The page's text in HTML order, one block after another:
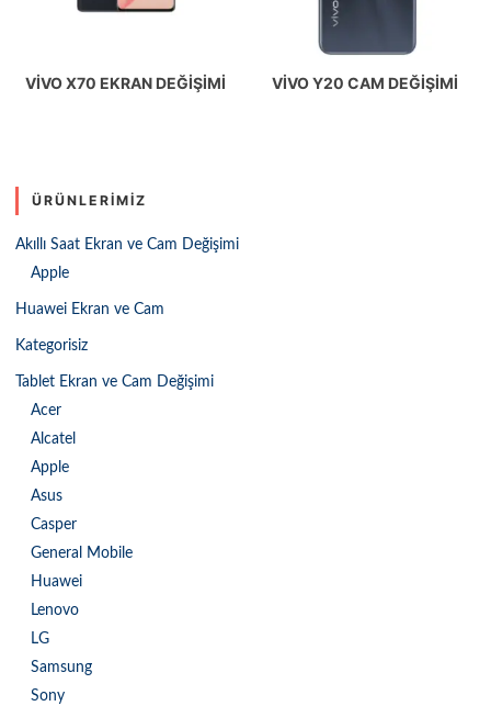
VIVO X70 EKRAN DEĞIŞIMI VIVO Y20 CAM DEĞIŞIMI
ÜRÜNLERIMIZ
Akıllı Saat Ekran ve Cam Değişimi
Apple
Huawei Ekran ve Cam
Kategorisiz
Tablet Ekran ve Cam Değişimi
Acer
Alcatel
Apple
Asus
Casper
General Mobile
Huawei
Lenovo
LG
Samsung
Sony